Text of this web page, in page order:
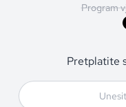
Program
Pretplatite